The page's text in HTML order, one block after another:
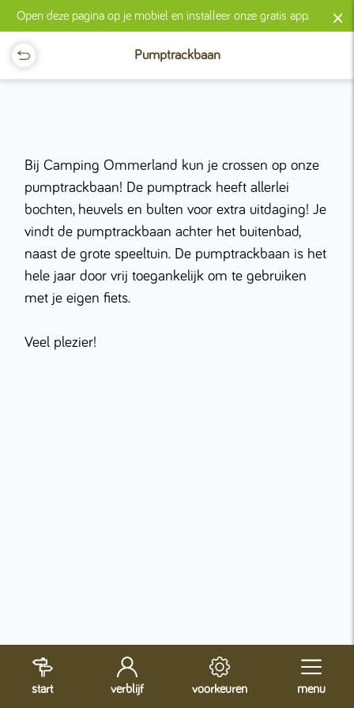
Open deze pagina op je mobiel en installeer onze gratis app. ×
Pumptrackbaan
Bij Camping Ommerland kun je crossen op onze
pumptrackbaan! De pumptrack heeft allerlei
bochten, heuvels en bulten voor extra uitdaging! Je
vindt de pumptrackbaan achter het buitenbad,
naast de grote speeltuin. De pumptrackbaan is het
hele jaar door vrij toegankelijk om te gebruiken
met je eigen fiets.
Veel plezier!
start verblijf voorkeuren menu